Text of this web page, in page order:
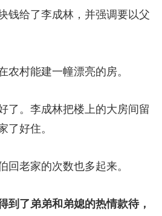
钱给了李成林，并强调要以父
农村能建一幢漂亮的房。
了。李成林把楼上的大房间留
了好住。
回老家的次数也多起来。
到了弟弟和弟媳的热情款待，